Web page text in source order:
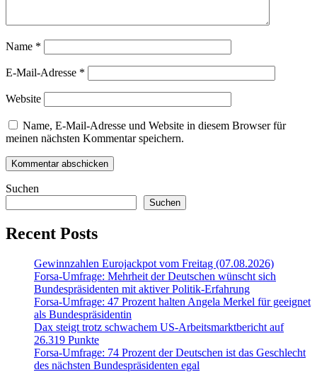
Name *
E-Mail-Adresse *
Website
Name, E-Mail-Adresse und Website in diesem Browser für
meinen nächsten Kommentar speichern.
Suchen
Suchen
Recent Posts
Gewinnzahlen Eurojackpot vom Freitag (07.08.2026)
Forsa-Umfrage: Mehrheit der Deutschen wünscht sich
Bundespräsidenten mit aktiver Politik-Erfahrung
Forsa-Umfrage: 47 Prozent halten Angela Merkel für geeignet
als Bundespräsidentin
Dax steigt trotz schwachem US-Arbeitsmarktbericht auf
26.319 Punkte
Forsa-Umfrage: 74 Prozent der Deutschen ist das Geschlecht
des nächsten Bundespräsidenten egal